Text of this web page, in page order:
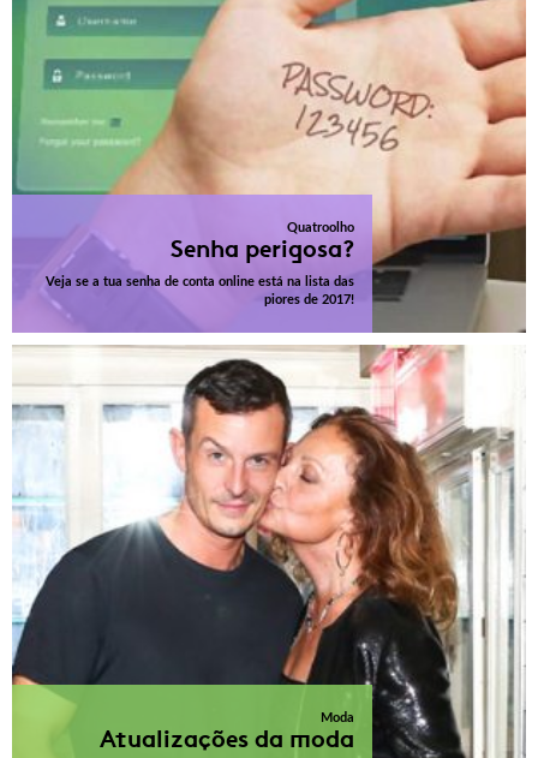
Quatroolho
Senha perigosa?
Veja se a tua senha de conta online está na lista das
piores de 2017!
Moda
Atualizações da moda